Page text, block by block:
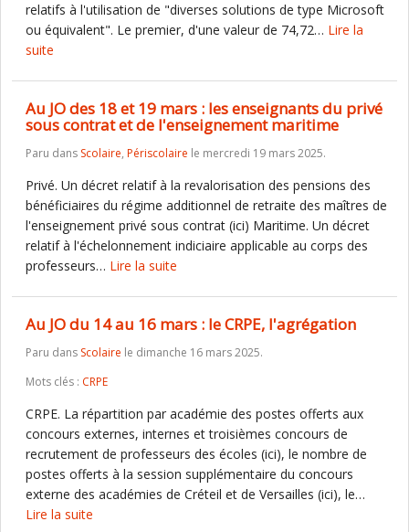
relatifs à l'utilisation de "diverses solutions de type Microsoft
ou équivalent". Le premier, d'une valeur de 74,72… Lire la
suite
Au JO des 18 et 19 mars : les enseignants du privé
sous contrat et de l'enseignement maritime
Paru dans Scolaire, Périscolaire le mercredi 19 mars 2025.
Privé. Un décret relatif à la revalorisation des pensions des
bénéficiaires du régime additionnel de retraite des maîtres de
l'enseignement privé sous contrat (ici) Maritime. Un décret
relatif à l'échelonnement indiciaire applicable au corps des
professeurs… Lire la suite
Au JO du 14 au 16 mars : le CRPE, l'agrégation
Paru dans Scolaire le dimanche 16 mars 2025.
Mots clés : CRPE
CRPE. La répartition par académie des postes offerts aux
concours externes, internes et troisièmes concours de
recrutement de professeurs des écoles (ici), le nombre de
postes offerts à la session supplémentaire du concours
externe des académies de Créteil et de Versailles (ici), le…
Lire la suite